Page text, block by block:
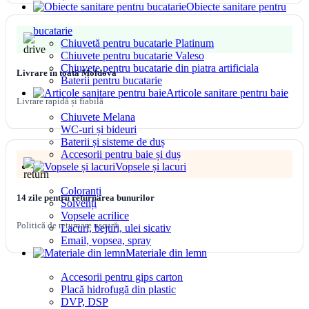
Obiecte sanitare pentru
bucatarie
Chiuvetă pentru bucatarie Platinum
Chiuvete pentru bucatarie Valeso
Chiuvete pentru bucatarie din piatra artificiala
Baterii pentru bucatarie
Articole sanitare pentru baie
Chiuvete Melana
WC-uri și bideuri
Baterii și sisteme de duș
Accesorii pentru baie și duș
Vopsele și lacuri
Coloranți
Solvenți
Vopsele acrilice
Lacuri, bejuri, ulei sicativ
Email, vopsea, spray
Materiale din lemn
Accesorii pentru gips carton
Placă hidrofugă din plastic
DVP, DSP
Livrare în toată Moldova
Livrare rapidă și fiabilă
14 zile pentru returnarea bunurilor
Politică de returnare ușoară